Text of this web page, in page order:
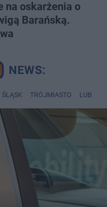
na oskarżenia o
Barańską.
ŚLĄSK TRÓJMIASTO LUBLIN